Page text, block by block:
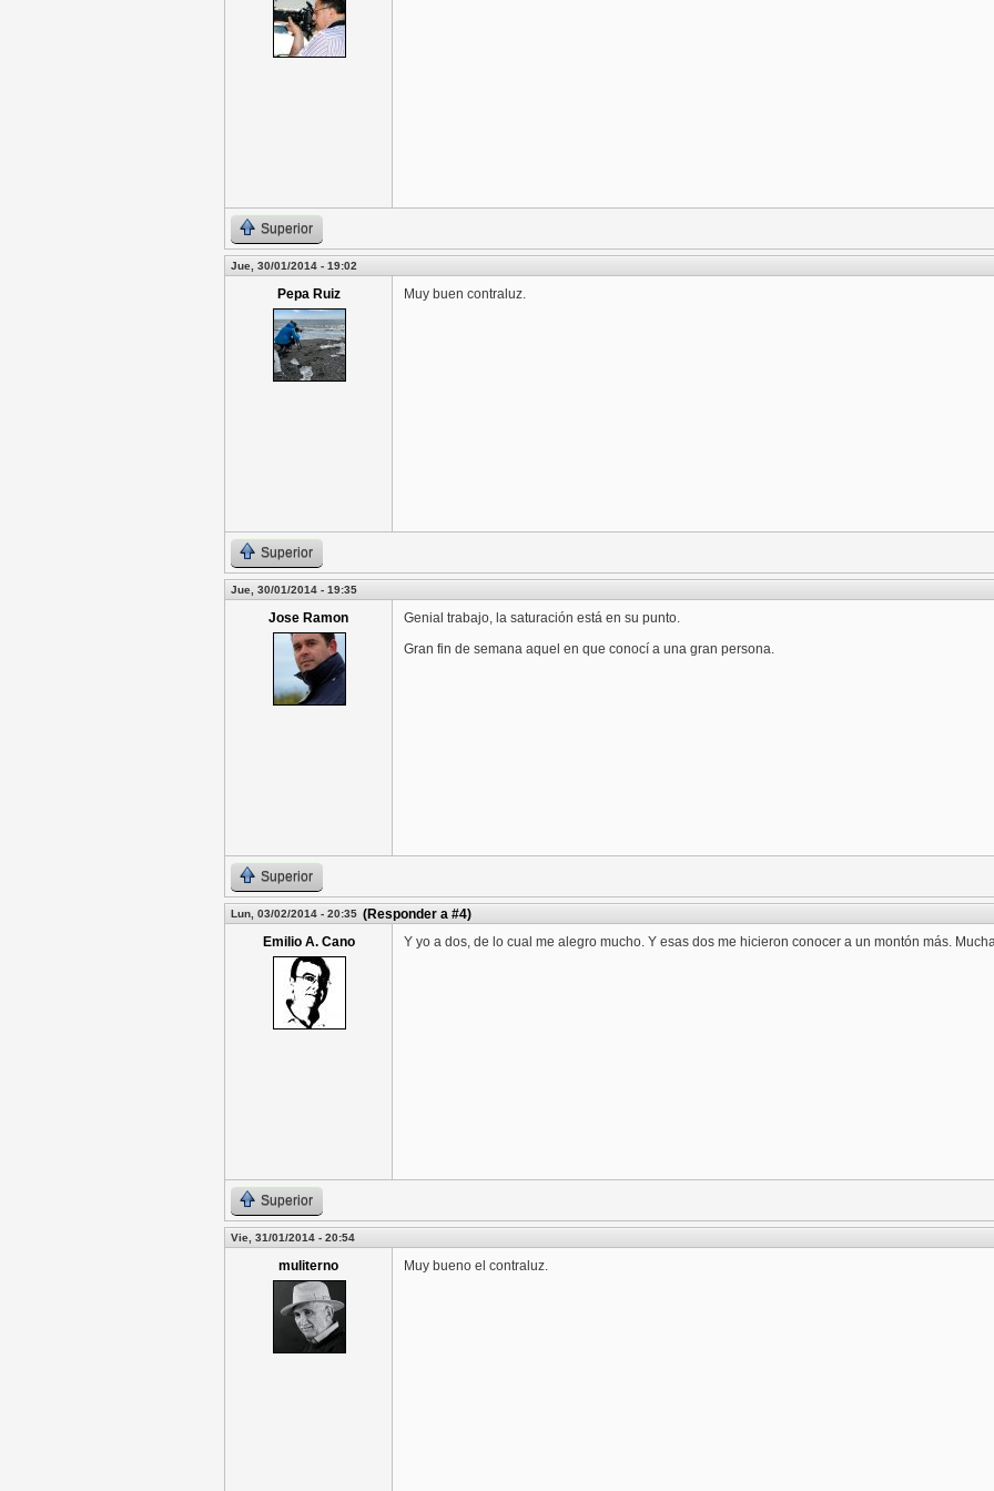
Superior
Jue, 30/01/2014 - 19:02
Pepa Ruiz Muy buen contraluz.
Superior
Jue, 30/01/2014 - 19:35
Jose Ramon
Genial trabajo, la saturación está en su punto.
Gran fin de semana aquel en que conocí a una gran persona.
Superior
Lun, 03/02/2014 - 20:35 (Responder a #4)
Emilio A. Cano
Y yo a dos, de lo cual me alegro mucho. Y esas dos me hicieron conocer a un montón más.
Superior
Vie, 31/01/2014 - 20:54
muliterno Muy bueno el contraluz.